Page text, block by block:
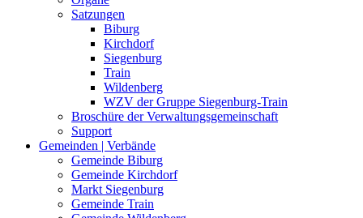
Satzungen
Biburg
Kirchdorf
Siegenburg
Train
Wildenberg
WZV der Gruppe Siegenburg-Train
Broschüre der Verwaltungsgemeinschaft
Support
Gemeinden | Verbände
Gemeinde Biburg
Gemeinde Kirchdorf
Markt Siegenburg
Gemeinde Train